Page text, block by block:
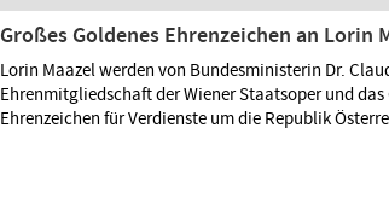
Großes Goldenes Ehrenzeichen an Lorin
Lorin Maazel werden von Bundesministerin Dr.
Ehrenmitgliedschaft der Wiener Staatsoper und das
Ehrenzeichen für Verdienste um die Republik